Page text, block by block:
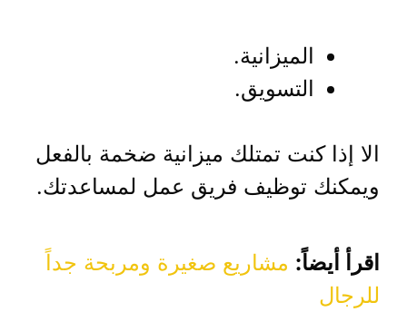
الميزانية.
التسويق.
الا إذا كنت تمتلك ميزانية ضخمة بالفعل
ويمكنك توظيف فريق عمل لمساعدتك.
اقرأ أيضاً: مشاريع صغيرة ومربحة جداً
للرجال